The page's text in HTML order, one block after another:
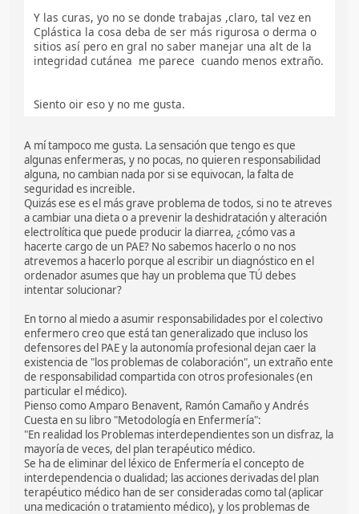
Y las curas, yo no se donde trabajas ,claro, tal vez en
Cplástica la cosa deba de ser más rigurosa o derma o
sitios así pero en gral no saber manejar una alt de la
integridad cutánea me parece cuando menos extraño.
Siento oir eso y no me gusta.
A mí tampoco me gusta. La sensación que tengo es que
algunas enfermeras, y no pocas, no quieren responsabilidad
alguna, no cambian nada por si se equivocan, la falta de
seguridad es increible.
Quizás ese es el más grave problema de todos, si no te atreves
a cambiar una dieta o a prevenir la deshidratación y alteración
electrolítica que puede producir la diarrea, ¿cómo vas a
hacerte cargo de un PAE? No sabemos hacerlo o no nos
atrevemos a hacerlo porque al escribir un diagnóstico en el
ordenador asumes que hay un problema que TÚ debes
intentar solucionar?
En torno al miedo a asumir responsabilidades por el colectivo
enfermero creo que está tan generalizado que incluso los
defensores del PAE y la autonomía profesional dejan caer la
existencia de "los problemas de colaboración", un extraño ente
de responsabilidad compartida con otros profesionales (en
particular el médico).
Pienso como Amparo Benavent, Ramón Camaño y Andrés
Cuesta en su libro "Metodología en Enfermería":
"En realidad los Problemas interdependientes son un disfraz, la
mayoría de veces, del plan terapéutico médico.
Se ha de eliminar del léxico de Enfermería el concepto de
interdependencia o dualidad; las acciones derivadas del plan
terapéutico médico han de ser consideradas como tal (aplicar
una medicación o tratamiento médico), y los problemas de